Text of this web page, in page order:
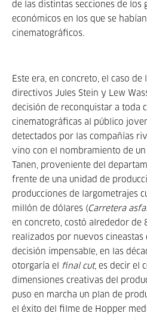
de las distintas secciones de los
económicos en los que se
cinematográficos.
Este era, en concreto, el caso
directivos Jules Stein y Lew
decisión de reconquistar a toda
cinematográficas al público
detectados por las compañías
vino con el nombramiento de
Tanen, proveniente del
frente de una unidad de
producciones de largometrajes
millón de dólares (Carretera
en concreto, costó alrededor de
realizados por nuevos cineastas
decisión impensable, en las
otorgaría el
final cut, es decir el
dimensiones creativas del
puso en marcha un plan de
el éxito del filme de Hopper